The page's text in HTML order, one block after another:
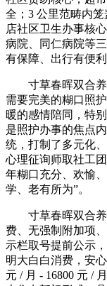
全；3 公里范畴内
店社区卫生办事核
病院、同仁病院等
有保障、出行有便
寸草春晖双合养
需要完美的糊口照
暖的感情陪同，特
是照护办事的焦点
统，打制了多元化
心理征询师取社工
年糊口充分、欢愉
学、老有所为”。
寸草春晖双合养
费、无强制附加项
示栏取号提前公示
明大白白消费，安
元 / 月 - 16800 元 /